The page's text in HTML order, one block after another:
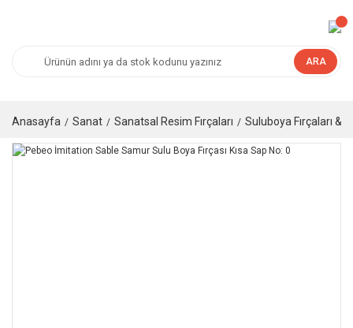
ARA
Anasayfa Sanat Sanatsal Resim Fırçaları Suluboya Fırçaları &